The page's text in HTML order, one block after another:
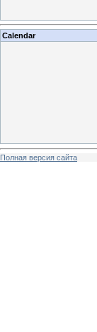
Calendar
Полная версия сайта